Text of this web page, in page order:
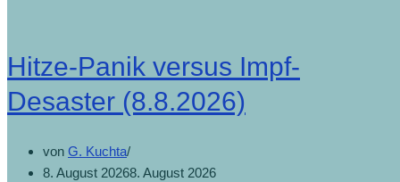
Hitze-Panik versus Impf-
Desaster (8.8.2026)
von G. Kuchta
8. August 20268. August 2026